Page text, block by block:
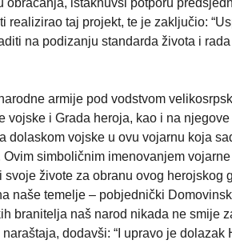
realizirao taj projekt, te je zaključio:
na podizanju standarda života i
armije pod vodstvom
vojske i Grada heroja, kao i na
dolaskom vojske u ovu vojarnu koja
simboličnim imenovanjem
živote za obranu ovog herojskog
naše temelje – pobjednički
branitelja naš narod nikada ne smije
dodavši: “I upravo je dolazak